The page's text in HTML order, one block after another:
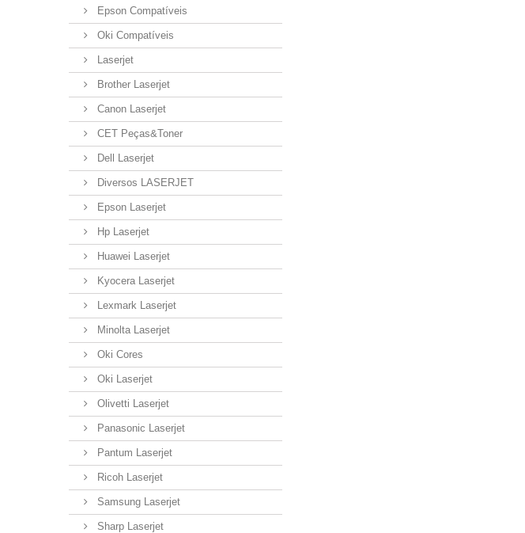
Epson Compatíveis
Oki Compatíveis
Laserjet
Brother Laserjet
Canon Laserjet
CET Peças&Toner
Dell Laserjet
Diversos LASERJET
Epson Laserjet
Hp Laserjet
Huawei Laserjet
Kyocera Laserjet
Lexmark Laserjet
Minolta Laserjet
Oki Cores
Oki Laserjet
Olivetti Laserjet
Panasonic Laserjet
Pantum Laserjet
Ricoh Laserjet
Samsung Laserjet
Sharp Laserjet